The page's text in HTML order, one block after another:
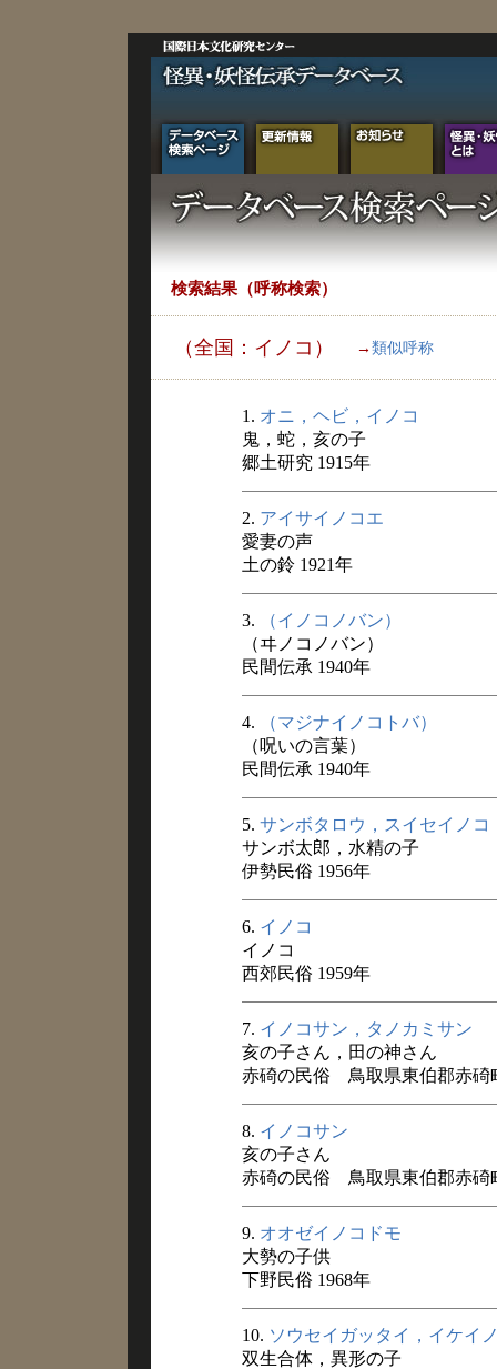
検索結果（呼称検索）
（全国：イノコ） → 類似呼称
1. オニ，ヘビ，イノコ
鬼，蛇，亥の子
郷土研究 1915年
2. アイサイノコエ
愛妻の声
土の鈴 1921年
3.
（イノコノバン）
（ヰノコノバン）
民間伝承 1940年
4.
（マジナイノコトバ）
（呪いの言葉）
民間伝承 1940年
5. サンボタロウ，スイセイノコ
サンボ太郎，水精の子
伊勢民俗 1956年
6. イノコ
イノコ
西郊民俗 1959年
7. イノコサン，タノカミサン
亥の子さん，田の神さん
赤碕の民俗 鳥取県東伯郡赤碕
8. イノコサン
亥の子さん
赤碕の民俗 鳥取県東伯郡赤碕
9. オオゼイノコドモ
大勢の子供
下野民俗 1968年
10. ソウセイガッタイ，イケイ
双生合体，異形の子